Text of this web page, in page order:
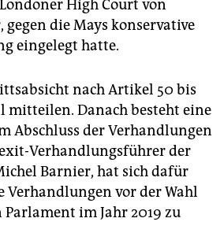
High Court von
gegen die Mays konservative
eingelegt hatte.
nach Artikel 50 bis
mitteilen. Danach besteht eine
Abschluss der Verhandlungen
Verhandlungsführer der
Barnier, hat sich dafür
Verhandlungen vor der Wahl
im Jahr 2019 zu